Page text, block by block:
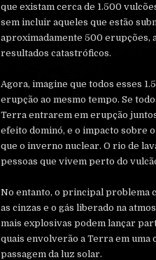
que existam cerca de 1.500
sem incluir aqueles que estão
aproximadamente 500 erupções,
resultados catastróficos.
Agora, imagine que todos esses
erupção ao mesmo tempo. Se
Terra entrarem em erupção
efeito dominó, e o impacto sobre
que o inverno nuclear. O rio de
pessoas que vivem perto do
No entanto, o principal problema
as cinzas e o gás liberado na
mais explosivas podem lançar
quais envolverão a Terra em uma
passagem da luz solar.